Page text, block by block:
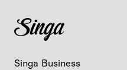
Singa Business